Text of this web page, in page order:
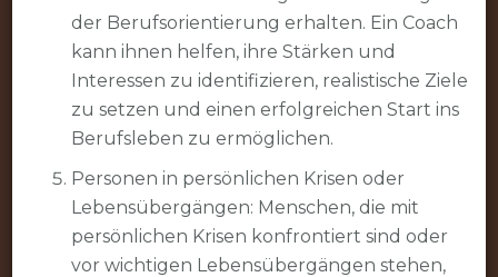
der Berufsorientierung erhalten. Ein Coach
kann ihnen helfen, ihre Stärken und
Interessen zu identifizieren, realistische Ziele
zu setzen und einen erfolgreichen Start ins
Berufsleben zu ermöglichen.
Personen in persönlichen Krisen oder
Lebensübergängen: Menschen, die mit
persönlichen Krisen konfrontiert sind oder
vor wichtigen Lebensübergängen stehen,